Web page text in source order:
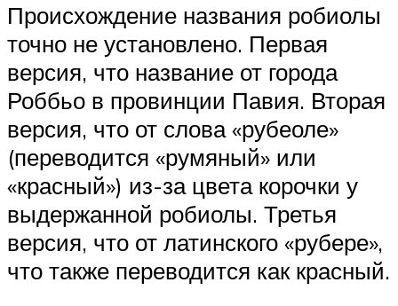
Происхождение названия робиолы
точно не установлено. Первая
версия, что название от города
Роббьо в провинции Павия. Вторая
версия, что от слова «рубеоле»
(переводится «румяный» или
«красный») из-за цвета корочки у
выдержанной робиолы. Третья
версия, что от латинского «рубере»,
что также переводится как красный.